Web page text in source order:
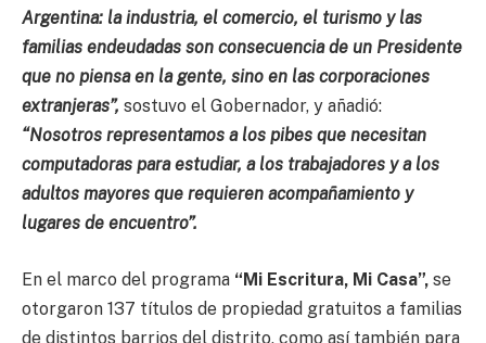
Argentina: la industria, el comercio, el turismo y las
familias endeudadas son consecuencia de un Presidente
que no piensa en la gente, sino en las corporaciones
extranjeras”, sostuvo el Gobernador, y añadió:
“Nosotros representamos a los pibes que necesitan
computadoras para estudiar, a los trabajadores y a los
adultos mayores que requieren acompañamiento y
lugares de encuentro”.
En el marco del programa “Mi Escritura, Mi Casa”, se
otorgaron 137 títulos de propiedad gratuitos a familias
de distintos barrios del distrito, como así también para